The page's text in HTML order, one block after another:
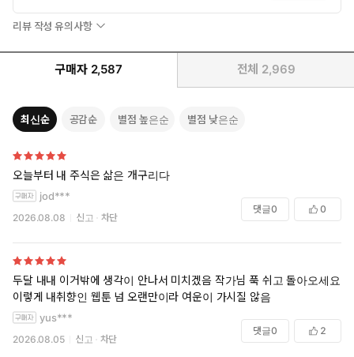
리뷰 작성 유의사항
구매자 2,587 전체 2,969
최신순 공감순 별점 높은순 별점 낮은순
오늘부터 내 주식은 삶은 개구리다
jod***
2026.08.08 신고 차단
댓글0 0
두달 내내 이거밖에 생각이 안나서 미치겠음 작가님 푹 쉬고 돌아오세요!!
이렇게 내취향인 웹툰 넘 오랜만이라 여운이 가시질 않음
yus***
2026.08.05 신고 차단
댓글0 2